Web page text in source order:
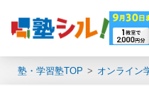
塾・学習塾TOP オンライン